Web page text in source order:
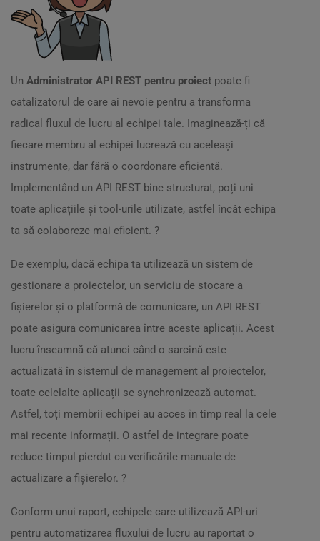
Un Administrator API REST pentru proiect poate fi
catalizatorul de care ai nevoie pentru a transforma
radical fluxul de lucru al echipei tale. Imaginează-ți că
fiecare membru al echipei lucrează cu aceleași
instrumente, dar fără o coordonare eficientă.
Implementând un API REST bine structurat, poți uni
toate aplicațiile și tool-urile utilizate, astfel încât echipa
ta să colaboreze mai eficient. ?
De exemplu, dacă echipa ta utilizează un sistem de
gestionare a proiectelor, un serviciu de stocare a
fișierelor și o platformă de comunicare, un API REST
poate asigura comunicarea între aceste aplicații. Acest
lucru înseamnă că atunci când o sarcină este
actualizată în sistemul de management al proiectelor,
toate celelalte aplicații se synchronizează automat.
Astfel, toți membrii echipei au acces în timp real la cele
mai recente informații. O astfel de integrare poate
reduce timpul pierdut cu verificările manuale de
actualizare a fișierelor. ?
Conform unui raport, echipele care utilizează API-uri
pentru automatizarea fluxului de lucru au raportat o